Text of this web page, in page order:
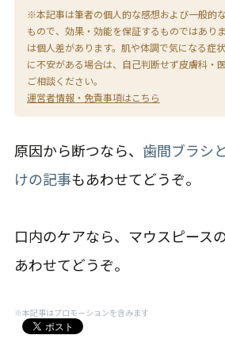
※本記事は筆者の個人的な感想および一般的
もので、効果・効能を保証するものではあり
は個人差があります。肌や体調で気になる症
に不安がある場合は、自己判断せず皮膚科・
ご相談ください。
運営者情報・免責事項はこちら
原因から断つなら、 歯間ブラシ
けの記事もあわせてどうぞ。
口内のケアなら、マウスピース
あわせてどうぞ。
※本記事はプロモーションを含みます